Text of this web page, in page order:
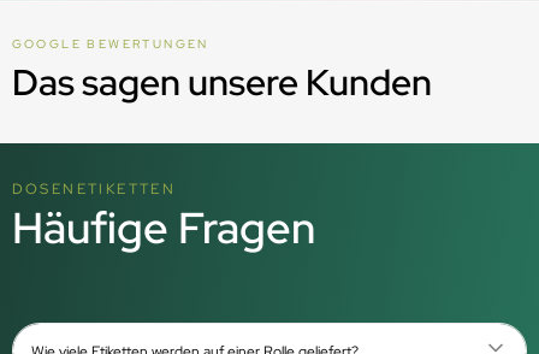
GOOGLE BEWERTUNGEN
Das sagen unsere Kunden
DOSENETIKETTEN
Häufige Fragen